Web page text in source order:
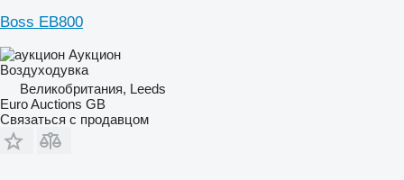
Boss EB800
Аукцион
Воздуходувка
Великобритания, Leeds
Euro Auctions GB
Связаться с продавцом